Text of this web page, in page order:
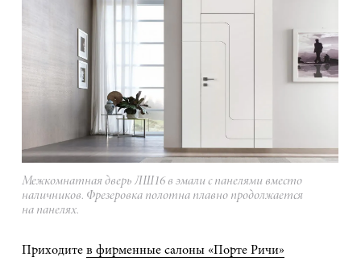
Межкомнатная дверь ЛШ16 в эмали с панелями вместо
наличников. Фрезеровка полотна плавно продолжается
на панелях.
Приходите в фирменные салоны «Порте Ричи»